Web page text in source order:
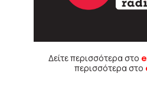
Δείτε περισσότερα στο
περισσότερα στο